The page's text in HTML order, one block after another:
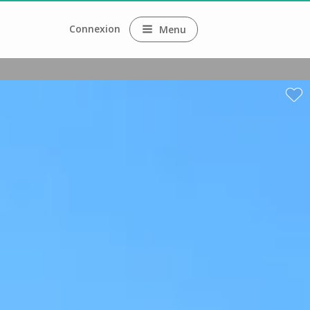
Connexion Menu